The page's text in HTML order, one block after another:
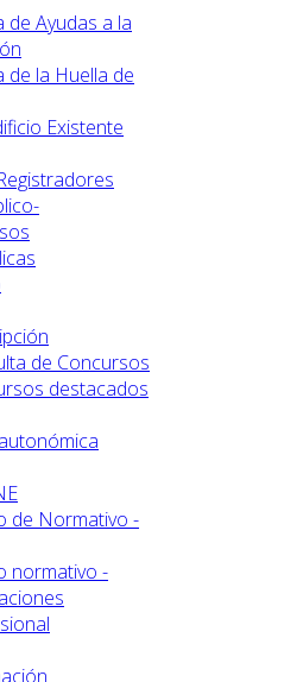
de Ayudas a la
de la Huella de
Existente
de Concursos
destacados
de Normativo -
normativo -